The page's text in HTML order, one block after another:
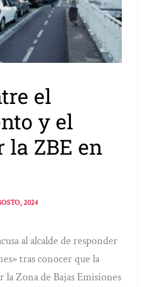
el
y el
la ZBE en
2024
al alcalde de responder
tras conocer que la
Zona de Bajas Emisiones